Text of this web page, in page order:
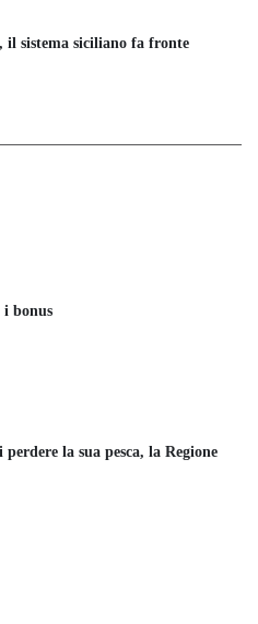
il sistema siciliano fa fronte
i bonus
la sua pesca, la Regione